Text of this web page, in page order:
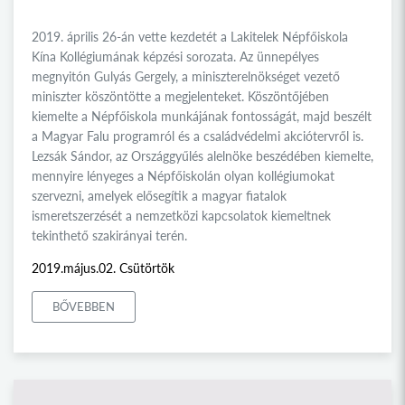
2019. április 26-án vette kezdetét a Lakitelek Népfőiskola
Kína Kollégiumának képzési sorozata. Az ünnepélyes
megnyitón Gulyás Gergely, a miniszterelnökséget vezető
miniszter köszöntötte a megjelenteket. Köszöntőjében
kiemelte a Népfőiskola munkájának fontosságát, majd beszélt
a Magyar Falu programról és a családvédelmi akciótervről is.
Lezsák Sándor, az Országgyűlés alelnöke beszédében kiemelte,
mennyire lényeges a Népfőiskolán olyan kollégiumokat
szervezni, amelyek elősegítik a magyar fiatalok
ismeretszerzését a nemzetközi kapcsolatok kiemeltnek
tekinthető szakirányai terén.
2019.május.02. Csütörtök
BŐVEBBEN